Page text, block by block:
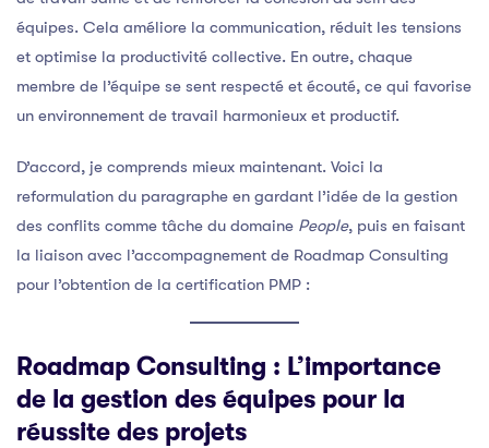
équipes. Cela améliore la communication, réduit les tensions
et optimise la productivité collective. En outre, chaque
membre de l’équipe se sent respecté et écouté, ce qui favorise
un environnement de travail harmonieux et productif.
D’accord, je comprends mieux maintenant. Voici la
reformulation du paragraphe en gardant l’idée de la gestion
des conflits comme tâche du domaine People, puis en faisant
la liaison avec l’accompagnement de Roadmap Consulting
pour l’obtention de la certification PMP :
Roadmap Consulting : L’importance
de la gestion des équipes pour la
réussite des projets